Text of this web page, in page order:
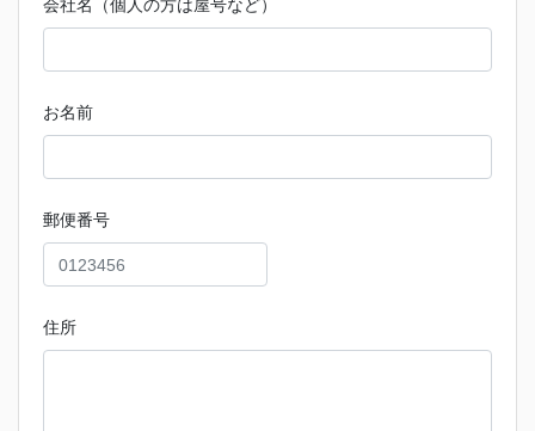
会社名（個人の方は屋号など）
お名前
郵便番号
住所